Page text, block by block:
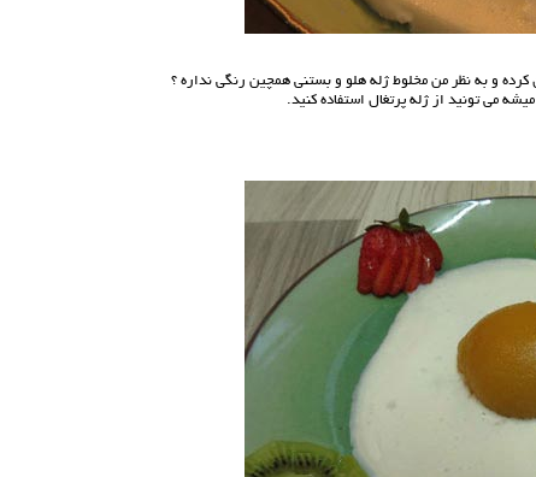
و به نظر من مخلوط ژله هلو و بستني همچين رنگي نداره ؟
می تونید از ژله پرتغال استفاده کنید.